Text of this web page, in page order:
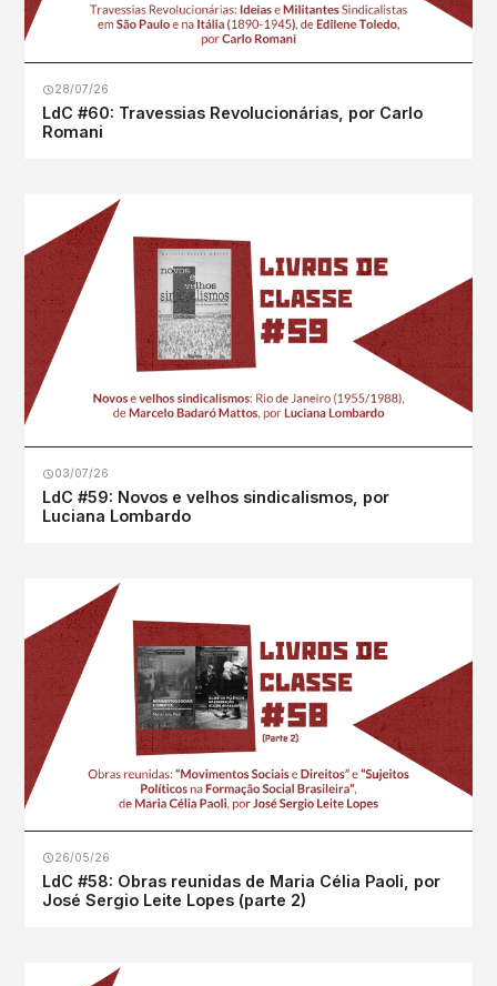
28/07/26
LdC #60: Travessias Revolucionárias, por Carlo
Romani
03/07/26
LdC #59: Novos e velhos sindicalismos, por
Luciana Lombardo
26/05/26
LdC #58: Obras reunidas de Maria Célia Paoli, por
José Sergio Leite Lopes (parte 2)